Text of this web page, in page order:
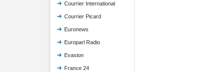
Courrier International
Courrier Picard
Euronews
Europarl Radio
Evasion
France 24